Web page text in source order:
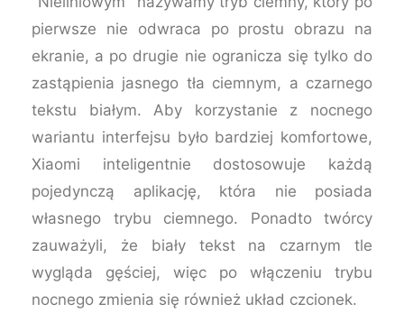
pierwsze nie odwraca po prostu obrazu na
ekranie, a po drugie nie ogranicza się tylko do
zastąpienia jasnego tła ciemnym, a czarnego
tekstu białym. Aby korzystanie z nocnego
wariantu interfejsu było bardziej komfortowe,
Xiaomi inteligentnie dostosowuje każdą
pojedynczą aplikację, która nie posiada
własnego trybu ciemnego. Ponadto twórcy
zauważyli, że biały tekst na czarnym tle
wygląda gęściej, więc po włączeniu trybu
nocnego zmienia się również układ czcionek.